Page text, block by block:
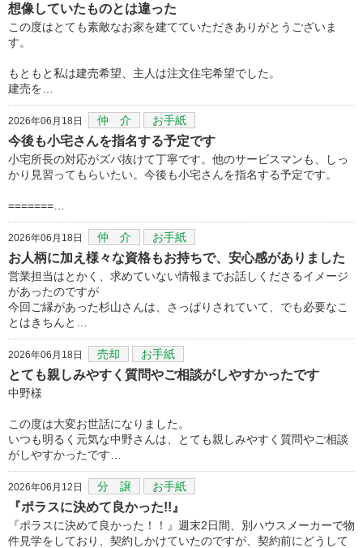
想像していたものとは違った
この度はとても素敵なお家を建てていただきありがとうございま
す。
もともと私は建売希望、主人は注文住宅希望でした。
建売を…
2026年06月18日 仲 介 お手紙
今後も小宅さんを指名する予定です
小宅所長の対応がズバ抜けて丁寧です。他のサービスマンも、しっ
かり見習ってもらいたい。今後も小宅さんを指名する予定です。
=======…
2026年06月18日 仲 介 お手紙
お人柄に加え様々な資格もお持ちで、安心感がありました
営業担当はとかく、求めていない情報までお話しくださるイメージ
があったのですが
今回ご縁があった杉山さんは、さっぱりされていて、でも必要なこ
とはきちんと…
2026年06月18日 売却 お手紙
とても親しみやすく質問やご相談がしやすかったです
中野様
この度は大変お世話になりました。
いつも明るく元気な中野さんは、とても親しみやすく質問やご相談
がしやすかったです…
2026年06月12日 分 譲 お手紙
『ポラスに決めて良かった!!』
『ポラスに決めて良かった！！』週末2日間、別ハウスメーカーで物
件見学をしており、契約しかけていたのですが、契約前にどうして